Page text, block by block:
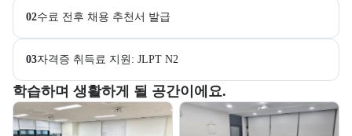
02수료 전후 채용 추천서 발급
03자격증 취득료 지원: JLPT N2
학습하며 생활하게 될 공간이에요.
부트캠프 교육 환경 사진을 목록으로 보여준다.
교육 환경 사진 목록